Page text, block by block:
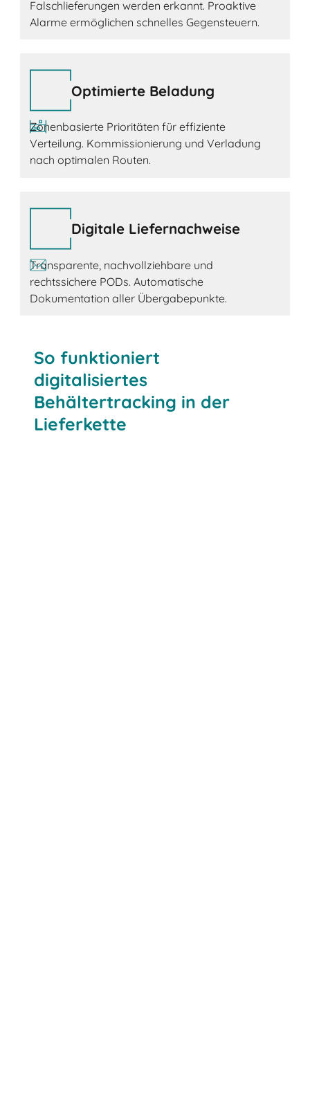
Falschlieferungen werden erkannt. Proaktive
Alarme ermöglichen schnelles Gegensteuern.
Optimierte Beladung
Zonenbasierte Prioritäten für effiziente
Verteilung. Kommissionierung und Verladung
nach optimalen Routen.
Digitale Liefernachweise
Transparente, nachvollziehbare und
rechtssichere PODs. Automatische
Dokumentation aller Übergabepunkte.
So funktioniert
digitalisiertes
Behältertracking in der
Lieferkette